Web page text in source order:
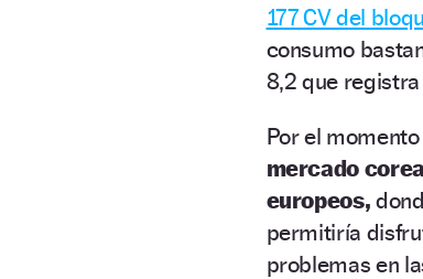
177 CV del
consumo
8,2 que
Por el
mercado
europeos,
permitiría
problemas en